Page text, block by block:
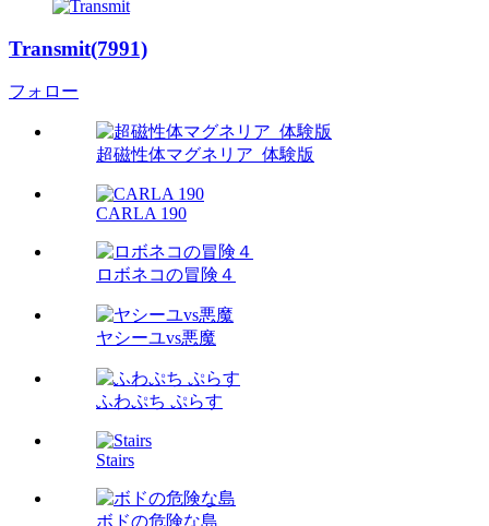
Transmit(7991)
フォロー
超磁性体マグネリア_体験版
CARLA 190
ロボネコの冒険４
ヤシーユvs悪魔
ふわぷち ぷらす
Stairs
ボドの危険な島